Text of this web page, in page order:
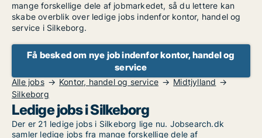
mange forskellige dele af jobmarkedet, så du lettere kan
skabe overblik over ledige jobs indenfor kontor, handel og
service i Silkeborg.
Få besked om nye job indenfor kontor, handel og
service
Alle jobs Kontor, handel og service
Midtjylland
Silkeborg
Ledige jobs i Silkeborg
Der er 21 ledige jobs i Silkeborg lige nu. Jobsearch.dk
samler ledige jobs fra mange forskellige dele af